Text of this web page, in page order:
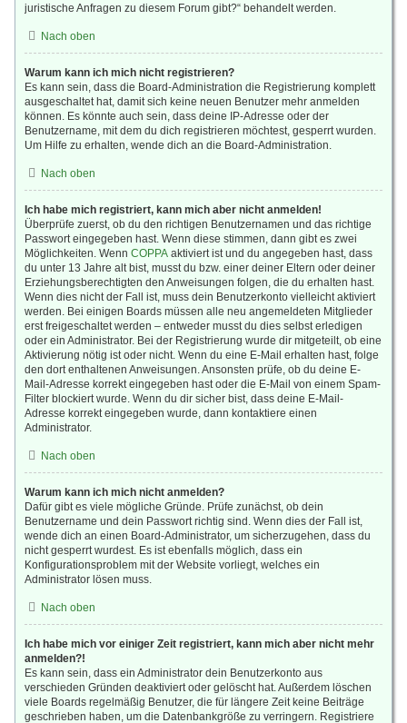
juristische Anfragen zu diesem Forum gibt?“ behandelt werden.
Nach oben
Warum kann ich mich nicht registrieren?
Es kann sein, dass die Board-Administration die Registrierung komplett
ausgeschaltet hat, damit sich keine neuen Benutzer mehr anmelden
können. Es könnte auch sein, dass deine IP-Adresse oder der
Benutzername, mit dem du dich registrieren möchtest, gesperrt wurden.
Um Hilfe zu erhalten, wende dich an die Board-Administration.
Nach oben
Ich habe mich registriert, kann mich aber nicht anmelden!
Überprüfe zuerst, ob du den richtigen Benutzernamen und das richtige
Passwort eingegeben hast. Wenn diese stimmen, dann gibt es zwei
Möglichkeiten. Wenn COPPA aktiviert ist und du angegeben hast, dass
du unter 13 Jahre alt bist, musst du bzw. einer deiner Eltern oder deiner
Erziehungsberechtigten den Anweisungen folgen, die du erhalten hast.
Wenn dies nicht der Fall ist, muss dein Benutzerkonto vielleicht aktiviert
werden. Bei einigen Boards müssen alle neu angemeldeten Mitglieder
erst freigeschaltet werden – entweder musst du dies selbst erledigen
oder ein Administrator. Bei der Registrierung wurde dir mitgeteilt, ob eine
Aktivierung nötig ist oder nicht. Wenn du eine E-Mail erhalten hast, folge
den dort enthaltenen Anweisungen. Ansonsten prüfe, ob du deine E-
Mail-Adresse korrekt eingegeben hast oder die E-Mail von einem Spam-
Filter blockiert wurde. Wenn du dir sicher bist, dass deine E-Mail-
Adresse korrekt eingegeben wurde, dann kontaktiere einen
Administrator.
Nach oben
Warum kann ich mich nicht anmelden?
Dafür gibt es viele mögliche Gründe. Prüfe zunächst, ob dein
Benutzername und dein Passwort richtig sind. Wenn dies der Fall ist,
wende dich an einen Board-Administrator, um sicherzugehen, dass du
nicht gesperrt wurdest. Es ist ebenfalls möglich, dass ein
Konfigurationsproblem mit der Website vorliegt, welches ein
Administrator lösen muss.
Nach oben
Ich habe mich vor einiger Zeit registriert, kann mich aber nicht mehr
anmelden?!
Es kann sein, dass ein Administrator dein Benutzerkonto aus
verschieden Gründen deaktiviert oder gelöscht hat. Außerdem löschen
viele Boards regelmäßig Benutzer, die für längere Zeit keine Beiträge
geschrieben haben, um die Datenbankgröße zu verringern. Registriere